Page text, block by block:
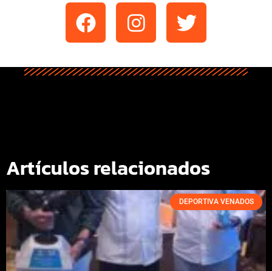
Artículos relacionados
DEPORTIVA VENADOS